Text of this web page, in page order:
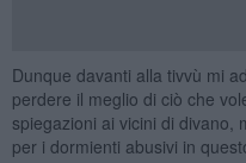
Dunque davanti alla tivvù mi
perdere il meglio di ciò che
spiegazioni ai vicini di divano,
per i dormienti abusivi in